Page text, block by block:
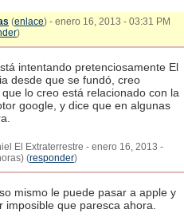
(enlace) - enero 16, 2013 - 03:31 PM
)
intentando pretenciosamente El
desde que se fundó, creo
lo creo está relacionado con la
google, y dice que en algunas
El Extraterrestre - enero 16, 2013 -
(responder)
mismo le puede pasar a apple y
imposible que paresca ahora.